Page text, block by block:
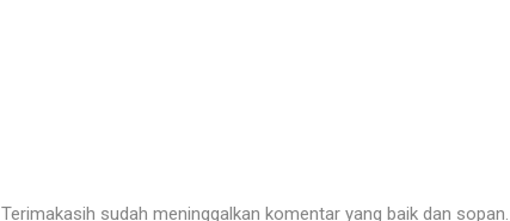
Terimakasih sudah meninggalkan komentar yang baik dan sopan.